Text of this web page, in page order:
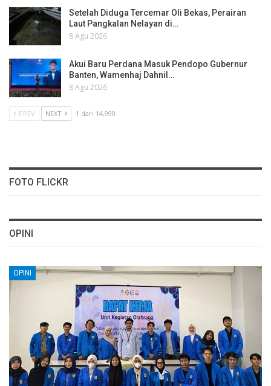
Setelah Diduga Tercemar Oli Bekas, Perairan
Laut Pangkalan Nelayan di…
8 Agu 2026
Akui Baru Perdana Masuk Pendopo Gubernur
Banten, Wamenhaj Dahnil…
8 Agu 2026
PREV NEXT 1 dari 14,990
FOTO FLICKR
OPINI
OPINI